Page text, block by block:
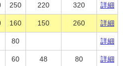
250 220 320 詳細
160 150 260 詳細
80 詳細
60 48 80 詳細